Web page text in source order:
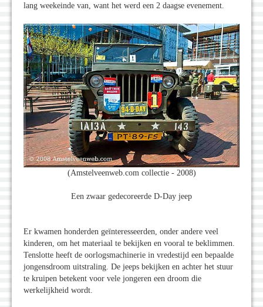
lang weekeinde van, want het werd een 2 daagse evenement.
(Amstelveenweb.com collectie - 2008)
Een zwaar gedecoreerde D-Day jeep
Er kwamen honderden geïnteresseerden, onder andere veel
kinderen, om het materiaal te bekijken en vooral te beklimmen.
Tenslotte heeft de oorlogsmachinerie in vredestijd een bepaalde
jongensdroom uitstraling. De jeeps bekijken en achter het stuur
te kruipen betekent voor vele jongeren een droom die
werkelijkheid wordt.